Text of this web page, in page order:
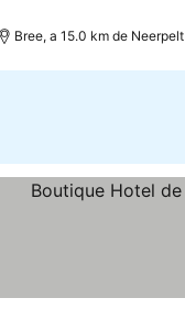
Bree, a 15.0 km de Neerpelt